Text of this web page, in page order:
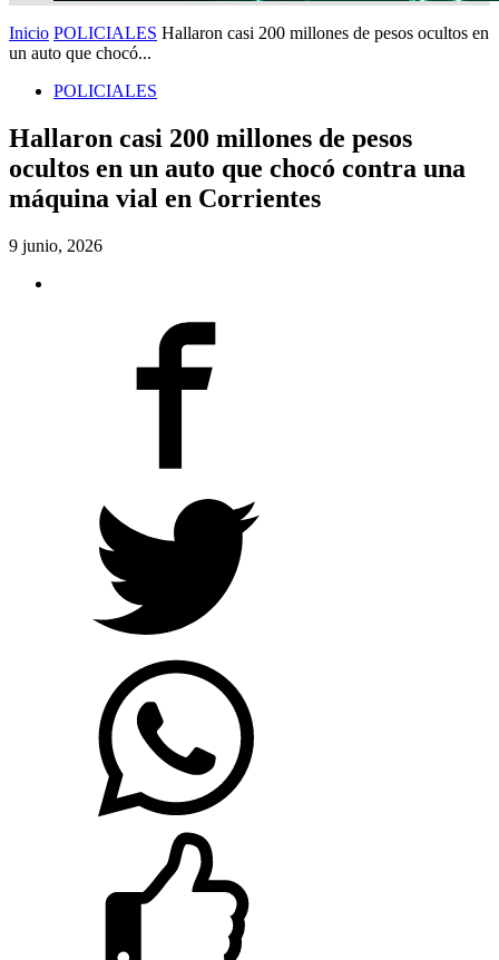
Inicio POLICIALES Hallaron casi 200 millones de pesos ocultos en
un auto que chocó...
POLICIALES
Hallaron casi 200 millones de pesos
ocultos en un auto que chocó contra una
máquina vial en Corrientes
9 junio, 2026